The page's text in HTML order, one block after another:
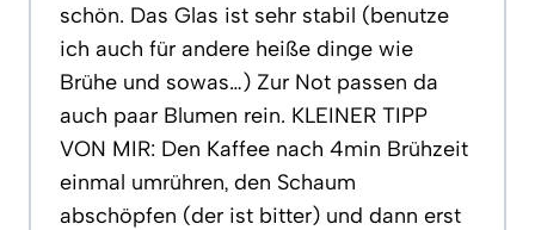
schön. Das Glas ist sehr stabil (benutze
ich auch für andere heiße dinge wie
Brühe und sowas…) Zur Not passen da
auch paar Blumen rein. KLEINER TIPP
VON MIR: Den Kaffee nach 4min Brühzeit
einmal umrühren, den Schaum
abschöpfen (der ist bitter) und dann erst